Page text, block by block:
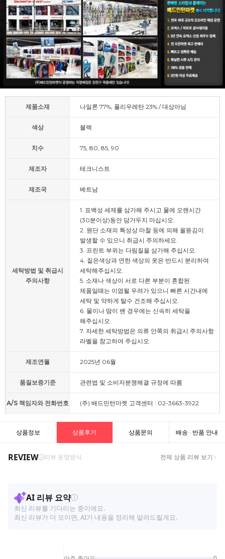
제품소재 나일론 77%, 폴리우레탄 23% / 대상아님
색상 블랙
치수 75, 80, 85, 90
제조자 테크니스트
제조국 베트남
세탁방법 및 취급시
주의사항
1. 표백성 세제를 삼가해 주시고 물에 오랜시간
(30분이상)동안 담가두지 마십시오.
2. 원단 소재의 특성상 마찰 등에 의해 올뜯김이
발생할 수 있으니 취급시 주의하세요.
3. 프린트 부위는 다림질을 삼가해 주십시오.
4. 짙은색상과 연한 색상의 옷은 반드시 분리하여
세탁해주십시오.
5. 소재나 색상이 서로 다른 부분이 혼합된
제품일때는 이염될 우려가 있으니 빠른 시간내에
세탁 및 약하게 탈수 건조해 주십시오.
6. 물이나 땀이 밴 경우에는 신속히 세탁을
해주십시오.
7. 자세한 세탁방법은 의류 안쪽의 취급시 주의사항
라벨을 참고하여 주십시오.
제조연월 2025년 06월
품질보증기준 관련법 및 소비자분쟁해결 규정에 따름
A/S 책임자와 전화번호 (주) 배드민턴마켓 고객센터 : 02-3663-3922
상품정보 상품후기 상품문의 배송 · 반품 안내